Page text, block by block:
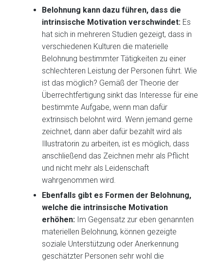
Belohnung kann dazu führen, dass die
intrinsische Motivation verschwindet: Es
hat sich in mehreren Studien gezeigt, dass in
verschiedenen Kulturen die materielle
Belohnung bestimmter Tätigkeiten zu einer
schlechteren Leistung der Personen führt. Wie
ist das möglich? Gemäß der Theorie der
Überrechtfertigung sinkt das Interesse für eine
bestimmte Aufgabe, wenn man dafür
extrinsisch belohnt wird. Wenn jemand gerne
zeichnet, dann aber dafür bezahlt wird als
Illustratorin zu arbeiten, ist es möglich, dass
anschließend das Zeichnen mehr als Pflicht
und nicht mehr als Leidenschaft
wahrgenommen wird.
Ebenfalls gibt es Formen der Belohnung,
welche die intrinsische Motivation
erhöhen: Im Gegensatz zur eben genannten
materiellen Belohnung, können gezeigte
soziale Unterstützung oder Anerkennung
geschätzter Personen sehr wohl die